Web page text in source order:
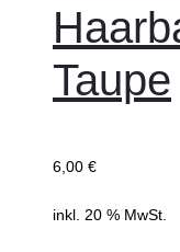
Taupe
6,00 €
inkl. 20 % MwSt.